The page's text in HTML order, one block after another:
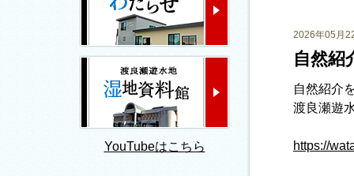
YouTubeはこちら
2026年05月
自然紹
自然紹介
渡良瀬遊
https://